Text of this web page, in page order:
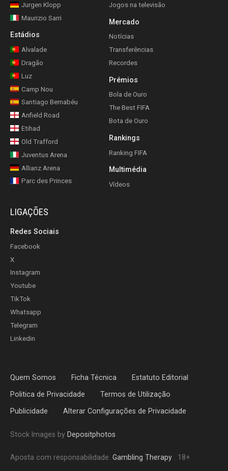
Jurgen Klopp
Maurizio Sarri
Estádios
Alvalade
Dragão
Luz
Camp Nou
Santiago Bernabéu
Anfield Road
Etihad
Old Trafford
Juventus Arena
Allianz Arena
Parc des Princes
Jogos na televisão
Mercado
Notícias
Transferências
Recordes
Prémios
Bola de Ouro
The Best FIFA
Bota de Ouro
Rankings
Ranking FIFA
Multimédia
Vídeos
LIGAÇÕES
Redes Sociais
Facebook
X
Instagram
Youtube
TikTok
Whatsapp
Telegram
Linkedin
Quem Somos Ficha Técnica Estatuto Editorial
Politica de Privacidade Termos de Utilização
Publicidade Alterar Configurações de Privacidade
Stock Images by Depositphotos
Aposta com responsabilidade. Gambling Therapy. 18+